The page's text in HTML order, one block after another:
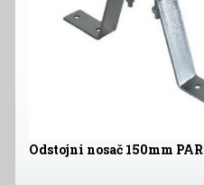
Odstojni nosač 150mm PAR